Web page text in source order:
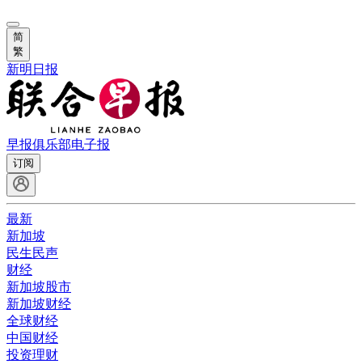
简
繁
新明日报
早报俱乐部电子报
订阅
最新
新加坡
民生民声
财经
新加坡股市
新加坡财经
全球财经
中国财经
投资理财